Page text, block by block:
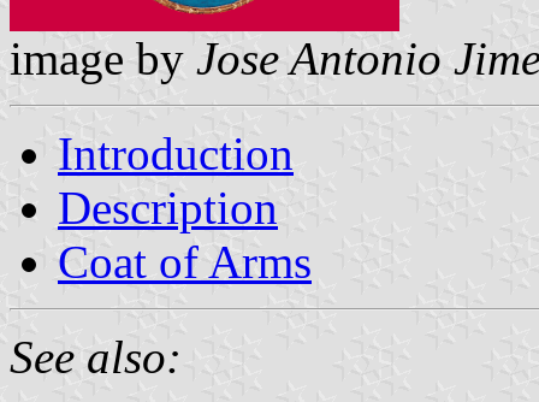
image by Jose Antonio
Introduction
Description
Coat of Arms
See also: